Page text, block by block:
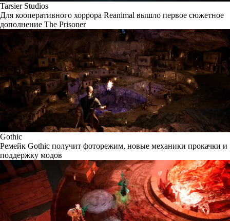
Tarsier Studios
Для кооперативного хоррора Reanimal вышло первое сюжетное
дополнение The Prisoner
Gothic
Ремейк Gothic получит фоторежим, новые механики прокачки и
поддержку модов